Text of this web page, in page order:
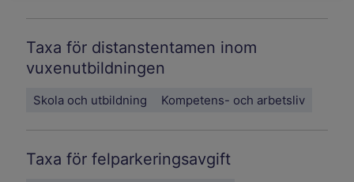
Taxa för distanstentamen inom
vuxenutbildningen
Skola och utbildning Kompetens- och arbetsliv
Taxa för felparkeringsavgift